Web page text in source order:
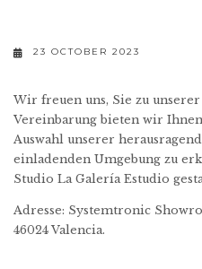
23 OCTOBER 2023
Wir freuen uns, Sie zu
Vereinbarung bieten wir
Auswahl unserer
einladenden Umgebung zu
Studio La Galería Estudio
Adresse: Systemtronic
46024 Valencia.